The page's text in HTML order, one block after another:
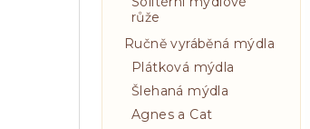
růže
Ručně vyráběná mýdla
Plátková mýdla
Šlehaná mýdla
Agnes a Cat